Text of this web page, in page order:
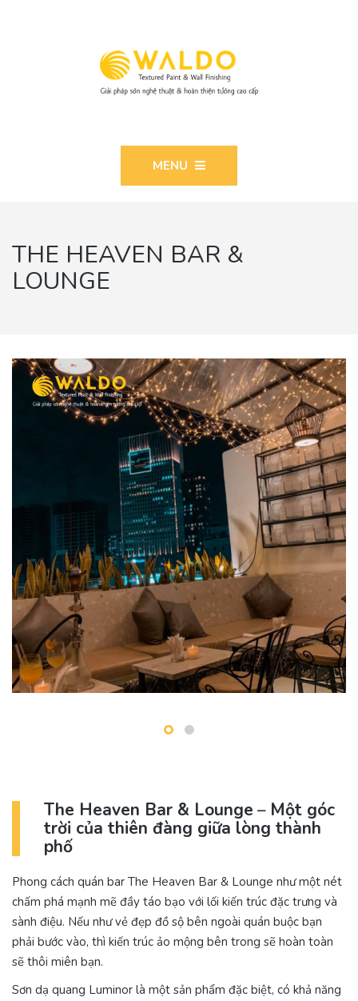
MENU
THE HEAVEN BAR &
LOUNGE
The Heaven Bar & Lounge – Một góc
trời của thiên đàng giữa lòng thành
phố
Phong cách quán bar The Heaven Bar & Lounge như một nét
chấm phá mạnh mẽ đầy táo bạo với lối kiến trúc đặc trưng và
sành điệu. Nếu như vẻ đẹp đồ sộ bên ngoài quán buộc bạn
phải bước vào, thì kiến trúc ảo mộng bên trong sẽ hoàn toàn
sẽ thôi miên bạn.
Sơn dạ quang Luminor là một sản phẩm đặc biệt, có khả năng